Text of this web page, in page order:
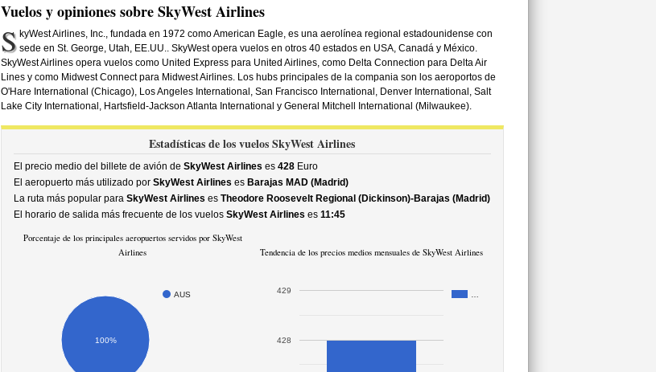
Vuelos y opiniones sobre SkyWest Airlines
S kyWest Airlines, Inc., fundada en 1972 como American Eagle, es una aerolínea regional estadounidense con
sede en St. George, Utah, EE.UU.. SkyWest opera vuelos en otros 40 estados en USA, Canadá y México.
SkyWest Airlines opera vuelos como United Express para United Airlines, como Delta Connection para Delta Air
Lines y como Midwest Connect para Midwest Airlines. Los hubs principales de la compania son los aeroportos de
O'Hare International (Chicago), Los Angeles International, San Francisco International, Denver International, Salt
Lake City International, Hartsfield-Jackson Atlanta International y General Mitchell International (Milwaukee).
Estadísticas de los vuelos SkyWest Airlines
El precio medio del billete de avión de SkyWest Airlines es 428Euro
El aeropuerto más utilizado por SkyWest Airlines es Barajas MAD (Madrid)
La ruta más popular para SkyWest Airlines es Theodore Roosevelt Regional (Dickinson)-Barajas (Madrid)
El horario de salida más frecuente de los vuelos SkyWest Airlines es 11:45
Porcentaje de los principales aeropuertos servidos por SkyWest
Airlines
AUS
100%
Tendencia de los precios medios mensuales de SkyWest Airlines
428
429